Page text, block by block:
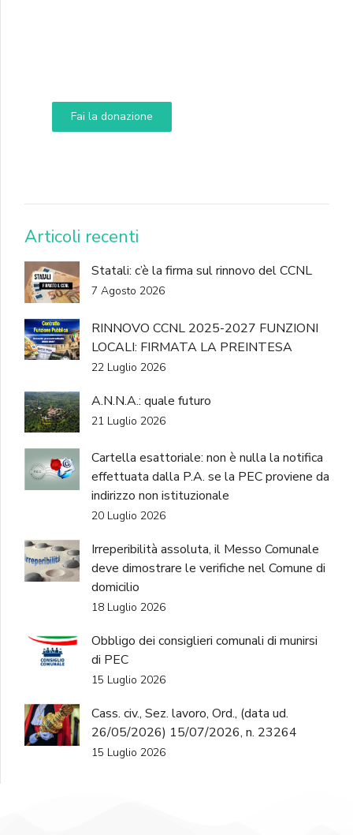
Fai la donazione
DONA
Articoli recenti
Statali: c’è la firma sul rinnovo del CCNL
7 Agosto 2026
RINNOVO CCNL 2025-2027 FUNZIONI
LOCALI: FIRMATA LA PREINTESA
22 Luglio 2026
A.N.N.A.: quale futuro
21 Luglio 2026
Cartella esattoriale: non è nulla la notifica
effettuata dalla P.A. se la PEC proviene da
indirizzo non istituzionale
20 Luglio 2026
Irreperibilità assoluta, il Messo Comunale
deve dimostrare le verifiche nel Comune di
domicilio
18 Luglio 2026
Obbligo dei consiglieri comunali di munirsi
di PEC
15 Luglio 2026
Cass. civ., Sez. lavoro, Ord., (data ud.
26/05/2026) 15/07/2026, n. 23264
15 Luglio 2026